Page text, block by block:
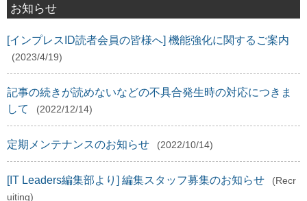
お知らせ
[インプレスID読者会員の皆様へ] 機能強化に関するご案内
(2023/4/19)
記事の続きが読めないなどの不具合発生時の対応につきま
して
(2022/12/14)
定期メンテナンスのお知らせ (2022/10/14)
[IT Leaders編集部より] 編集スタッフ募集のお知らせ
(Recr
uiting)